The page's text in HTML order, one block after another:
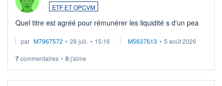
ETF ET OPCVM
Quel titre est agréé pour rémunérer les liquidité s d'un pea
par M7967572 • 28 juil. • 15:16 M5637613 • 5 août 2026
7commentaires • 0j'aime